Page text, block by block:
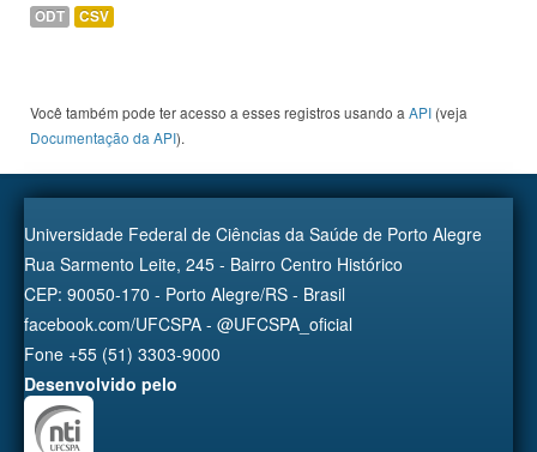
ODT CSV
Você também pode ter acesso a esses registros usando a API (veja
Documentação da API).
Universidade Federal de Ciências da Saúde de Porto Alegre
Rua Sarmento Leite, 245 - Bairro Centro Histórico
CEP: 90050-170 - Porto Alegre/RS - Brasil
facebook.com/UFCSPA - @UFCSPA_oficial
Fone +55 (51) 3303-9000
Desenvolvido pelo